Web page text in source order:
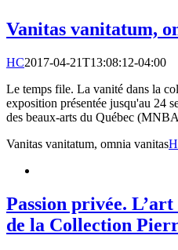
Vanitas vanitatum,
HC2017-04-21T13:08:12-04:00
Le temps file. La vanité dans la
exposition présentée jusqu'au 24
des beaux-arts du Québec
Vanitas vanitatum, omnia vanitas
Passion privée.
de la Collection